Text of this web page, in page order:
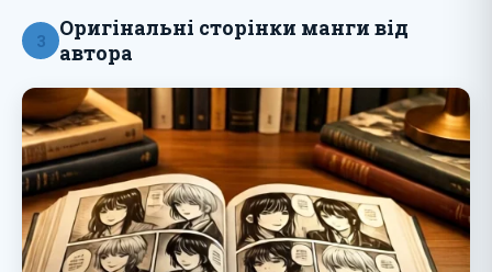
3
Оригінальні сторінки манги від
автора